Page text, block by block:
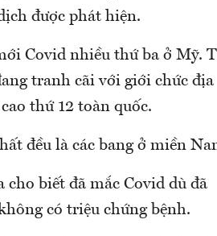
được phát hiện.
Covid nhiều thứ ba ở Mỹ.
tranh cãi với giới chức địa
thứ 12 toàn quốc.
đều là các bang ở miền
biết đã mắc Covid dù đã
có triệu chứng bệnh.